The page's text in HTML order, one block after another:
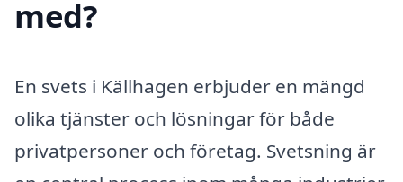
med?
En svets i Källhagen erbjuder en mängd
olika tjänster och lösningar för både
privatpersoner och företag. Svetsning är